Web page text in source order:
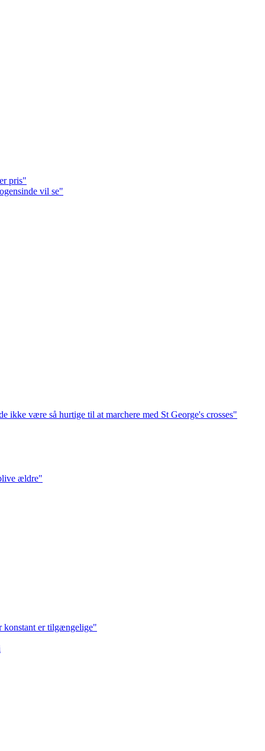
pris"
vil se"
være så hurtige til at marchere med St George's crosses"
ældre"
konstant er tilgængelige"